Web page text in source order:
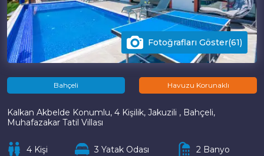
Bahçeli Havuzu Korunaklı
Kalkan Akbelde Konumlu, 4 Kişilik, Jakuzili , Bahçeli,
Muhafazakar Tatil Villası
4 Kişi 3 Yatak Odası 2 Banyo
Fotoğrafları Göster(61)